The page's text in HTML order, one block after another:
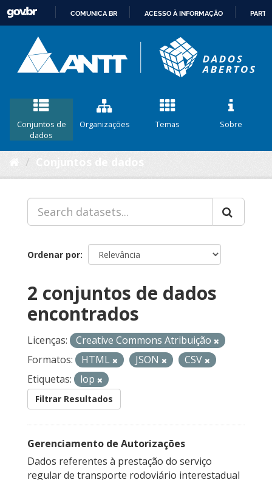
CONTEÚDO
COMUNICA BR ACESSO À INFORMAÇÃO
Conjuntos de
dados
Organizações Temas Sobre
Ordenar por
2 conjuntos de dados
encontrados
Licenças:
Creative Commons Atribuição
Formatos:
HTML JSON
CSV
Etiquetas:
lop
Filtrar Resultados
Gerenciamento de Autorizações
Dados referentes à prestação do serviço
regular de transporte rodoviário interestadual